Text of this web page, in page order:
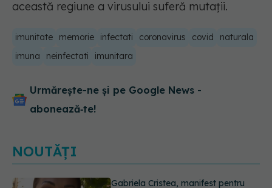
această regiune a virusului suferă mutații.
imunitate memorie infectati coronavirus covid
naturala
imuna
neinfectati imunitara
Urmărește-ne și pe Google News -
abonează‑te!
NOUTĂȚI